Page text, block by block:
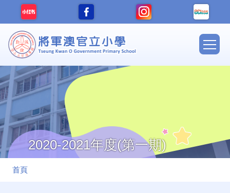
移至主內容
Main
2020-2021年度(第一期)
導
首頁